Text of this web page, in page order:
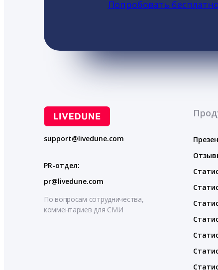
Попробовать бесплатно
support@livedune.com
PR-отдел:
pr@livedune.com
По вопросам сотрудничества,
комментариев для СМИ